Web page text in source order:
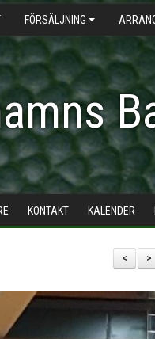
FÖRSÄLJNING
KONTAKT KALENDER
>
<